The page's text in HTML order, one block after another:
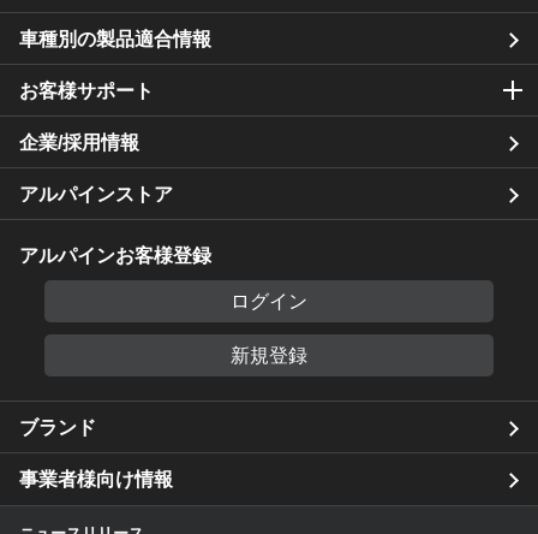
車種別の製品適合情報
お客様サポート
企業/採用情報
アルパインストア
アルパインお客様登録
ログイン
新規登録
ブランド
事業者様向け情報